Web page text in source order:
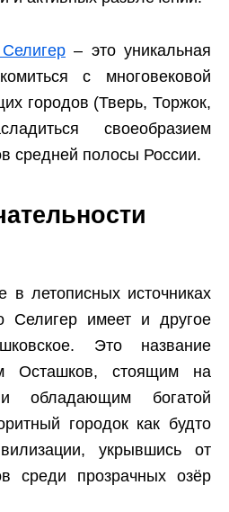
– это уникальная
с многовековой
городов (Тверь, Торжок,
своеобразием
средней полосы России.
в летописных источниках
Селигер имеет и другое
Это название
Осташков, стоящим на
обладающим богатой
городок как будто
укрывшись от
среди прозрачных озёр